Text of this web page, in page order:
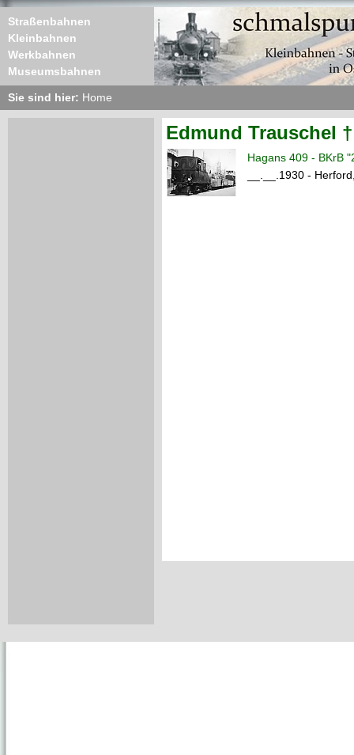
Straßenbahnen
Kleinbahnen
Werkbahnen
Museumsbahnen
Sie sind hier: Home
Edmund Trauschel †
Hagans 409 - BKrB
__.__.1930 -